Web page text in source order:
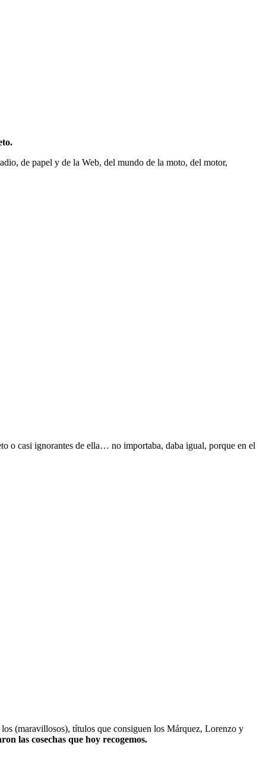
de papel y de la Web, del mundo de la moto, del motor,
o casi ignorantes de ella… no importaba, daba igual, porque en el
(maravillosos), títulos que consiguen los Márquez, Lorenzo y
las cosechas que hoy recogemos.